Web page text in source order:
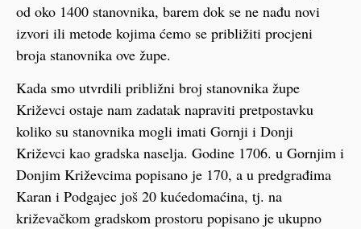
od oko 1400 stanovnika, barem dok se ne nađu novi
izvori ili metode kojima ćemo se približiti procjeni
broja stanovnika ove župe.
Kada smo utvrdili približni broj stanovnika župe
Križevci ostaje nam zadatak napraviti pretpostavku
koliko su stanovnika mogli imati Gornji i Donji
Križevci kao gradska naselja. Godine 1706. u Gornjim i
Donjim Križevcima popisano je 170, a u predgrađima
Karan i Podgajec još 20 kućedomaćina, tj. na
križevačkom gradskom prostoru popisano je ukupno